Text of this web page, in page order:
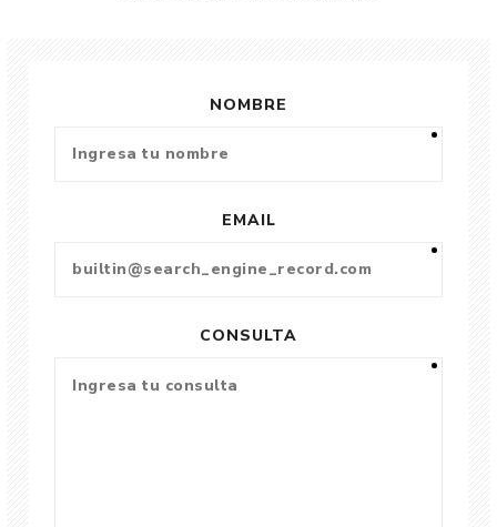
NOMBRE
EMAIL
CONSULTA